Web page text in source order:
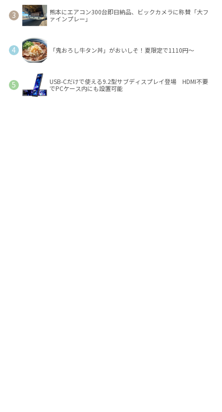
熊本にエアコン300台即日納品、ビックカメラに称賛「大フ
ァインプレー」
「鬼おろし牛タン丼」がおいしそ！夏限定で1110円～
USB-Cだけで使える9.2型サブディスプレイ登場 HDMI不要
でPCケース内にも設置可能